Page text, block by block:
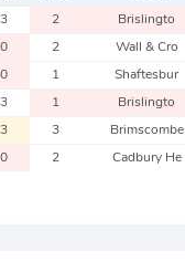
3 2 Brislingto
0 2 Wall & Cro
0 1 Shaftesbur
3 1 Brislingto
3 3 Brimscombe
0 2 Cadbury He